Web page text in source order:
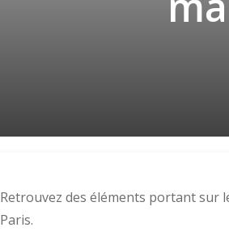
Retrouvez des éléments portant sur
Paris.